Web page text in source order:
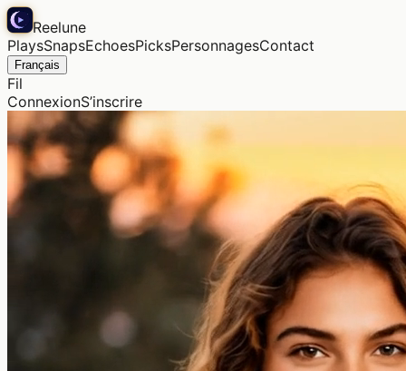
Reelune
PlaysSnapsEchoesPicksPersonnagesContact
Français
Fil
ConnexionS’inscrire